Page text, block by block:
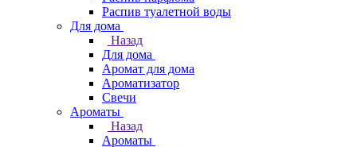
Распив туалетной воды
Для дома
Назад
Для дома
Аромат для дома
Ароматизатор
Свечи
Ароматы
Назад
Ароматы